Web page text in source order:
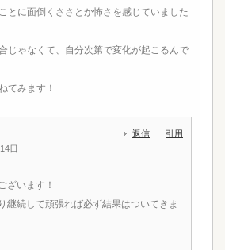
とに面倒くささとか怖さを感じていました
じゃなくて、自分次第で変化が起こるんで
てみます！
日
返信 引用
ざいます！
継続して頑張れば必ず結果はついてきま